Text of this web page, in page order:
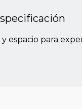
y espacio para